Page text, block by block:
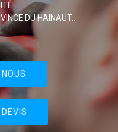
DU HAINAUT..